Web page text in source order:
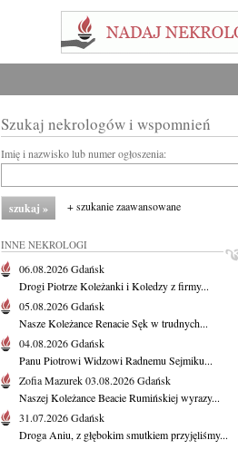
Szukaj nekrologów i wspomnień
Imię i nazwisko lub numer ogłoszenia:
+ szukanie zaawansowane
INNE NEKROLOGI
06.08.2026Gdańsk
Drogi Piotrze Koleżanki i Koledzy z firmy...
05.08.2026Gdańsk
Nasze Koleżance Renacie Sęk w trudnych...
04.08.2026Gdańsk
Panu Piotrowi Widzowi Radnemu Sejmiku...
Zofia Mazurek03.08.2026Gdańsk
Naszej Koleżance Beacie Rumińskiej wyrazy...
31.07.2026Gdańsk
Droga Aniu, z głębokim smutkiem przyjęliśmy...